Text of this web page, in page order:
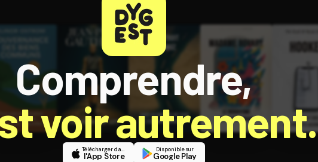
Comprendre,
voir autrement.
Télécharger dans
l'App Store
Disponible sur
Google Play